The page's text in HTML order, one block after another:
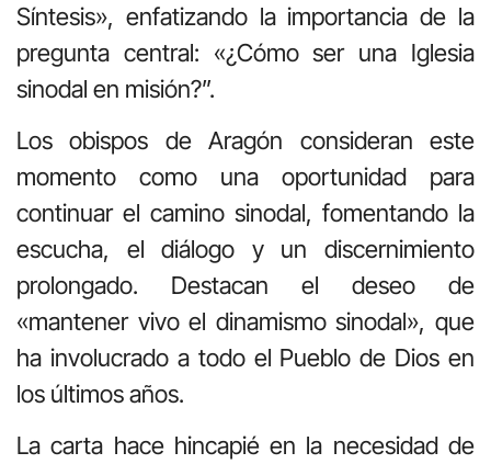
Síntesis», enfatizando la importancia de la
pregunta central: «¿Cómo ser una Iglesia
sinodal en misión?”.
Los obispos de Aragón consideran este
momento como una oportunidad para
continuar el camino sinodal, fomentando la
escucha, el diálogo y un discernimiento
prolongado. Destacan el deseo de
«mantener vivo el dinamismo sinodal», que
ha involucrado a todo el Pueblo de Dios en
los últimos años.
La carta hace hincapié en la necesidad de